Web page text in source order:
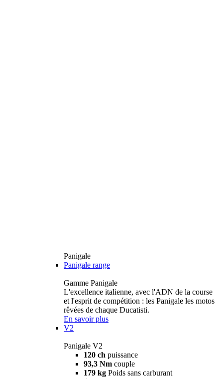
Panigale
Panigale range
Gamme Panigale
L'excellence italienne, avec l'ADN de la course
et l'esprit de compétition : les Panigale les motos
rêvées de chaque Ducatisti.
En savoir plus
V2
Panigale V2
120 ch puissance
93,3 Nm couple
179 kg Poids sans carburant